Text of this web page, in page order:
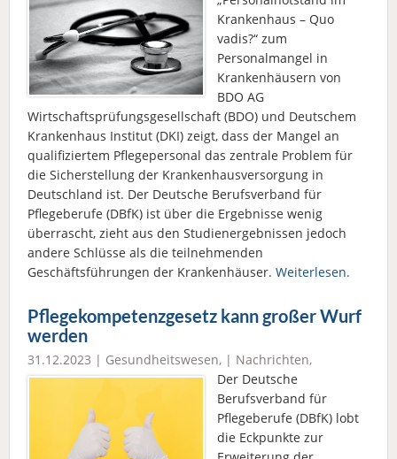
Krankenhaus – Quo
vadis?“ zum
Personalmangel in
Krankenhäusern von
BDO AG
Wirtschaftsprüfungsgesellschaft (BDO) und Deutschem
Krankenhaus Institut (DKI) zeigt, dass der Mangel an
qualifiziertem Pflegepersonal das zentrale Problem für
die Sicherstellung der Krankenhausversorgung in
Deutschland ist. Der Deutsche Berufsverband für
Pflegeberufe (DBfK) ist über die Ergebnisse wenig
überrascht, zieht aus den Studienergebnissen jedoch
andere Schlüsse als die teilnehmenden
Geschäftsführungen der Krankenhäuser. Weiterlesen.
Pflegekompetenzgesetz kann großer Wurf
werden
31.12.2023 | Gesundheitswesen, | Nachrichten,
Der Deutsche
Berufsverband für
Pflegeberufe (DBfK) lobt
die Eckpunkte zur